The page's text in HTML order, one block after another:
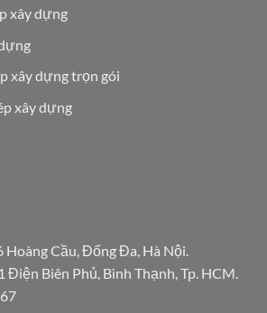
xây dựng
xây dựng trọn gói
xây dựng
Hoàng Cầu, Đống Đa, Hà Nội.
Điện Biên Phủ, Bình Thạnh, Tp. HCM.